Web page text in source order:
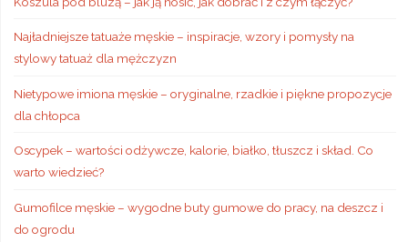
Najładniejsze tatuaże męskie – inspiracje, wzory i pomysły na
stylowy tatuaż dla mężczyzn
Nietypowe imiona męskie – oryginalne, rzadkie i piękne propozycje
dla chłopca
Oscypek – wartości odżywcze, kalorie, białko, tłuszcz i skład. Co
warto wiedzieć?
Gumofilce męskie – wygodne buty gumowe do pracy, na deszcz i
do ogrodu